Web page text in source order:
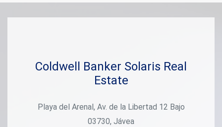
Coldwell Banker Solaris Real
Estate
Playa del Arenal, Av. de la Libertad 12 Bajo
03730, Jávea